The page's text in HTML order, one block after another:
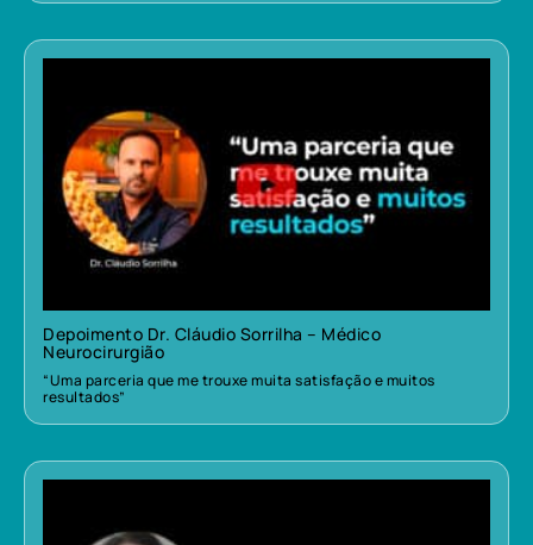
Depoimento Dr. Cláudio Sorrilha – Médico
Neurocirurgião
“Uma parceria que me trouxe muita satisfação e muitos
resultados”